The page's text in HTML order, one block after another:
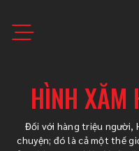
HÌNH XĂM
Đối với hàng triệu người,
chuyện; đó là cả một thế